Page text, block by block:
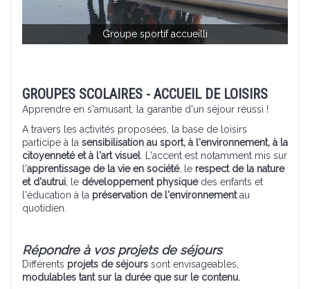
Groupe sportif accueilli
GROUPES SCOLAIRES - ACCUEIL DE LOISIRS
Apprendre en s'amusant, la garantie d'un séjour réussi !
A travers les activités proposées, la base de loisirs
participe à la sensibilisation au sport, à l'environnement, à la
citoyenneté et à l'art visuel. L'accent est notamment mis sur
l'apprentissage de la vie en société, le respect de la nature
et d'autrui, le développement physique des enfants et
l'éducation à la préservation de l'environnementau
quotidien.
Répondre à vos projets de séjours
Différents projets de séjours sont envisageables,
modulables tant sur la durée que sur le contenu.